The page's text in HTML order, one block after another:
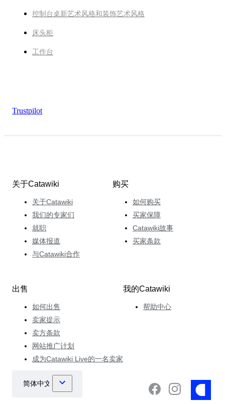
控制台桌新艺术风格和装饰艺术风格
床头柜
工作台
Trustpilot
关于Catawiki
关于Catawiki
我们的专家们
就职
媒体报道
与Catawiki合作
购买
如何购买
买家保障
Catawiki故事
买家条款
出售
如何出售
卖家提示
卖方条款
网站推广计划
成为Catawiki Live的一名卖家
我的Catawiki
帮助中心